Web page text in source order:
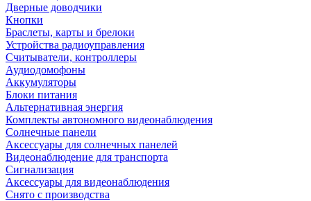
Дверные доводчики
Кнопки
Браслеты, карты и брелоки
Устройства радиоуправления
Считыватели, контроллеры
Аудиодомофоны
Аккумуляторы
Блоки питания
Альтернативная энергия
Комплекты автономного видеонаблюдения
Солнечные панели
Аксессуары для солнечных панелей
Видеонаблюдение для транспорта
Сигнализация
Аксессуары для видеонаблюдения
Снято с производства